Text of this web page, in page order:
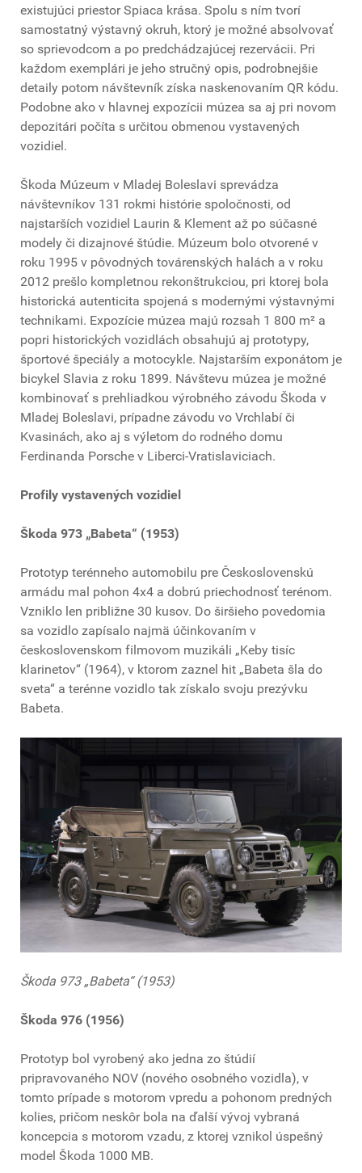
existujúci priestor Spiaca krása. Spolu s ním tvorí
samostatný výstavný okruh, ktorý je možné absolvovať
so sprievodcom a po predchádzajúcej rezervácii. Pri
každom exemplári je jeho stručný opis, podrobnejšie
detaily potom návštevník získa naskenovaním QR kódu.
Podobne ako v hlavnej expozícii múzea sa aj pri novom
depozitári počíta s určitou obmenou vystavených
vozidiel.
Škoda Múzeum v Mladej Boleslavi sprevádza
návštevníkov 131 rokmi histórie spoločnosti, od
najstarších vozidiel Laurin & Klement až po súčasné
modely či dizajnové štúdie. Múzeum bolo otvorené v
roku 1995 v pôvodných továrenských halách a v roku
2012 prešlo kompletnou rekonštrukciou, pri ktorej bola
historická autenticita spojená s modernými výstavnými
technikami. Expozície múzea majú rozsah 1 800 m² a
popri historických vozidlách obsahujú aj prototypy,
športové špeciály a motocykle. Najstarším exponátom je
bicykel Slavia z roku 1899. Návštevu múzea je možné
kombinovať s prehliadkou výrobného závodu Škoda v
Mladej Boleslavi, prípadne závodu vo Vrchlabí či
Kvasinách, ako aj s výletom do rodného domu
Ferdinanda Porsche v Liberci-Vratislaviciach.
Profily vystavených vozidiel
Škoda 973 „Babeta“ (1953)
Prototyp terénneho automobilu pre Československú
armádu mal pohon 4x4 a dobrú priechodnosť terénom.
Vzniklo len približne 30 kusov. Do širšieho povedomia
sa vozidlo zapísalo najmä účinkovaním v
československom filmovom muzikáli „Keby tisíc
klarinetov“ (1964), v ktorom zaznel hit „Babeta šla do
sveta“ a terénne vozidlo tak získalo svoju prezývku
Babeta.
Škoda 973 „Babeta“ (1953)
Škoda 976 (1956)
Prototyp bol vyrobený ako jedna zo štúdií
pripravovaného NOV (nového osobného vozidla), v
tomto prípade s motorom vpredu a pohonom predných
kolies, pričom neskôr bola na ďalší vývoj vybraná
koncepcia s motorom vzadu, z ktorej vznikol úspešný
model Škoda 1000 MB.